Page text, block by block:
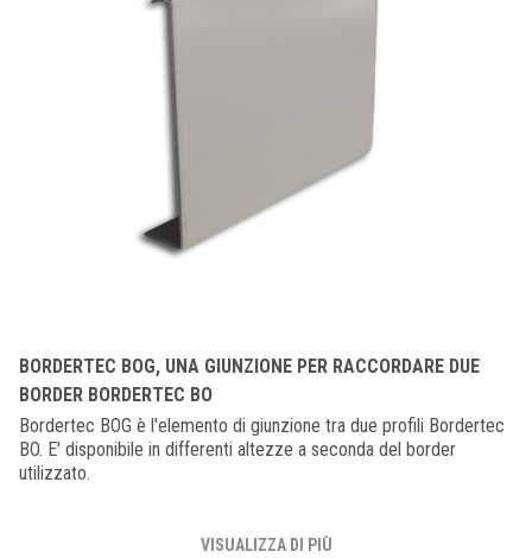
BORDERTEC BOG, UNA GIUNZIONE PER RACCORDARE DUE
BORDER BORDERTEC BO
Bordertec BOG è l'elemento di giunzione tra due profili Bordertec
BO. E' disponibile in differenti altezze a seconda del border
utilizzato.
VISUALIZZA DI PIÙ